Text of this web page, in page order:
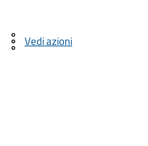
Vedi azioni